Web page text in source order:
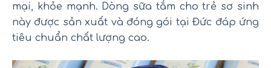
mại, khỏe mạnh. Dòng sữa tắm cho trẻ sơ sinh
này được sản xuất và đóng gói tại Đức đáp ứng
tiêu chuẩn chất lượng cao.